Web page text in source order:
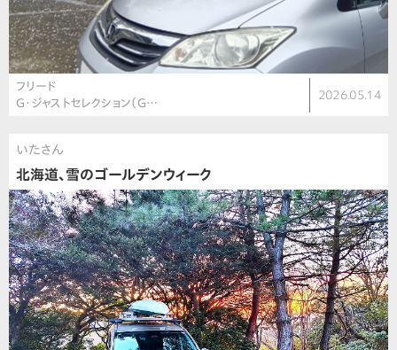
フリード
G・ジャストセレクション（G…
2026.05.14
いたさん
北海道、雪のゴールデンウィーク